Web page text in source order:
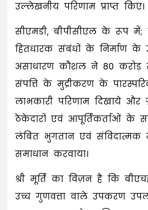
उल्लेखनीय परिणाम प्राप्त किए।
सीएमडी, बीपीसीएल के रूप
हितधारक संबंधों के निर्माण
असाधारण कौशल ने 80
संपत्ति के मुद्रीकरण के
लाभकारी परिणाम दिखाये और
ठेकेदारों एवं आपूर्तिकर्ताओं के
लंबित भुगतान एवं संविदात्मक
समाधान करवाया।
श्री मूर्ति का विज़न है कि
उच्च गुणवत्ता वाले उपकरण